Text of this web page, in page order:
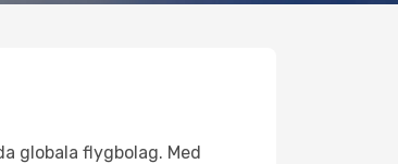
globala flygbolag. Med